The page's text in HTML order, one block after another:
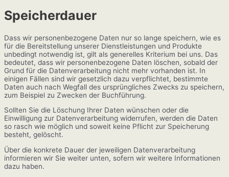
Speicherdauer
Dass wir personenbezogene Daten nur so lange speichern, wie es
für die Bereitstellung unserer Dienstleistungen und Produkte
unbedingt notwendig ist, gilt als generelles Kriterium bei uns. Das
bedeutet, dass wir personenbezogene Daten löschen, sobald der
Grund für die Datenverarbeitung nicht mehr vorhanden ist. In
einigen Fällen sind wir gesetzlich dazu verpflichtet, bestimmte
Daten auch nach Wegfall des ursprüngliches Zwecks zu speichern,
zum Beispiel zu Zwecken der Buchführung.
Sollten Sie die Löschung Ihrer Daten wünschen oder die
Einwilligung zur Datenverarbeitung widerrufen, werden die Daten
so rasch wie möglich und soweit keine Pflicht zur Speicherung
besteht, gelöscht.
Über die konkrete Dauer der jeweiligen Datenverarbeitung
informieren wir Sie weiter unten, sofern wir weitere Informationen
dazu haben.